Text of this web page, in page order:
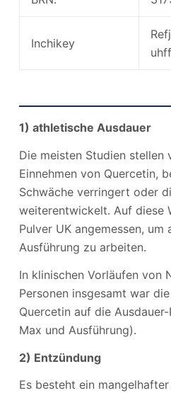
Inchikey
1) athletische Ausdauer
Die meisten Studien stellen
Einnehmen von Quercetin,
Schwäche verringert oder
weiterentwickelt. Auf diese
Pulver UK angemessen, um
Ausführung zu arbeiten.
In klinischen Vorläufen von
Personen insgesamt war
Quercetin auf die
Max und Ausführung).
2) Entzündung
Es besteht ein